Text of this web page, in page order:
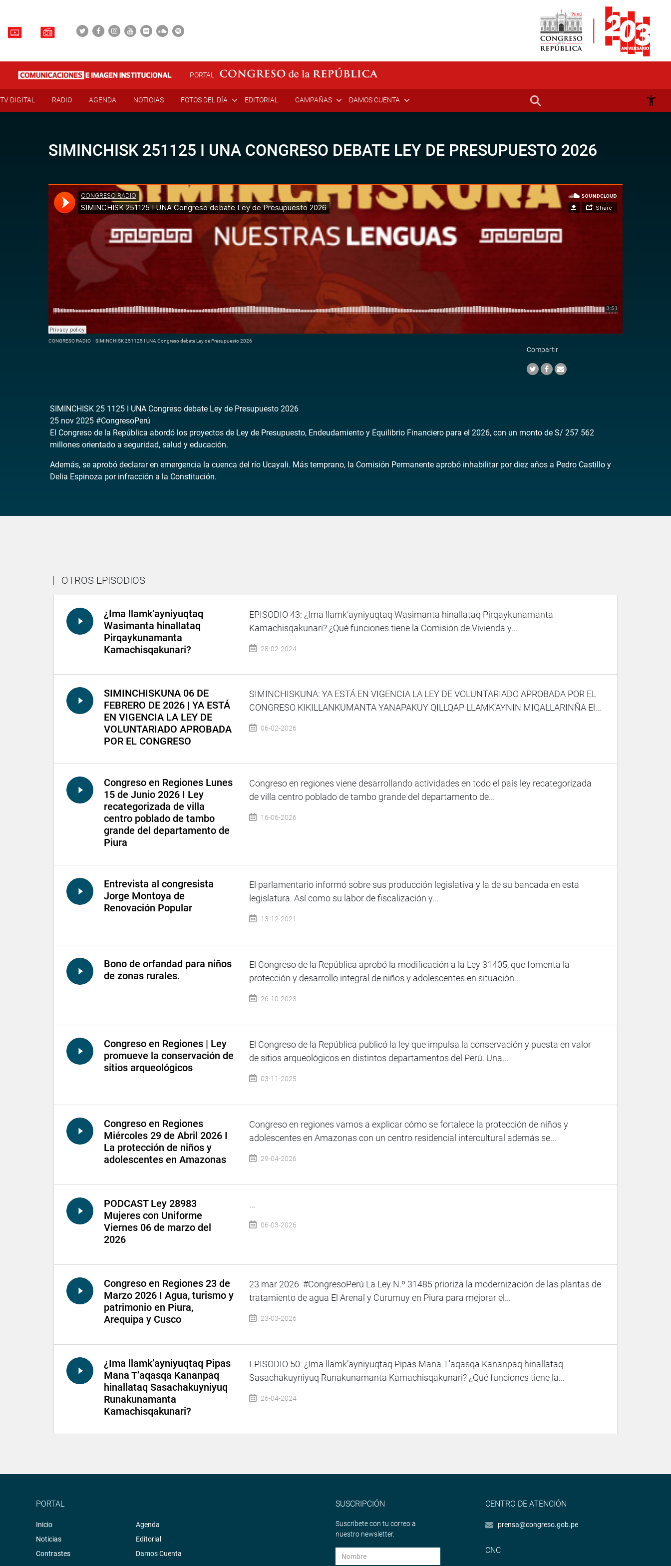
PORTAL
TV DIGITAL RADIO AGENDA NOTICIAS FOTOS DEL DÍA EDITORIAL CAMPAÑAS DAMOS CUENTA
SIMINCHISK 251125 I UNA CONGRESO DEBATE LEY DE PRESUPUESTO 2026
CONGRESO RADIO · SIMINCHISK 251125 I UNA Congreso debate Ley de Presupuesto 2026
Compartir
SIMINCHISK 25 1125 I UNA Congreso debate Ley de Presupuesto 2026
25 nov 2025 #CongresoPerú
El Congreso de la República abordó los proyectos de Ley de Presupuesto, Endeudamiento y Equilibrio Financiero para el 2026, con un monto de S/ 257 562
millones orientado a seguridad, salud y educación.
Además, se aprobó declarar en emergencia la cuenca del río Ucayali. Más temprano, la Comisión Permanente aprobó inhabilitar por diez años a Pedro Castillo y
Delia Espinoza por infracción a la Constitución.
OTROS EPISODIOS
¿Ima llamk’ayniyuqtaq
Wasimanta hinallataq
Pirqaykunamanta
Kamachisqakunari?
EPISODIO 43: ¿Ima llamk’ayniyuqtaq Wasimanta hinallataq Pirqaykunamanta
Kamachisqakunari? ¿Qué funciones tiene la Comisión de Vivienda y...
28-02-2024
SIMINCHISKUNA 06 DE
FEBRERO DE 2026 | YA ESTÁ
EN VIGENCIA LA LEY DE
VOLUNTARIADO APROBADA
POR EL CONGRESO
SIMINCHISKUNA: YA ESTÁ EN VIGENCIA LA LEY DE VOLUNTARIADO APROBADA POR EL
CONGRESO KIKILLANKUMANTA YANAPAKUY QILLQAP LLAMK’AYNIN MIQALLARINÑA El...
06-02-2026
Congreso en Regiones Lunes
15 de Junio 2026 I Ley
recategorizada de villa
centro poblado de tambo
grande del departamento de
Piura
Congreso en regiones viene desarrollando actividades en todo el país ley recategorizada
de villa centro poblado de tambo grande del departamento de...
16-06-2026
Entrevista al congresista
Jorge Montoya de
Renovación Popular
El parlamentario informó sobre sus producción legislativa y la de su bancada en esta
legislatura. Así como su labor de fiscalización y...
13-12-2021
Bono de orfandad para niños
de zonas rurales.
El Congreso de la República aprobó la modificación a la Ley 31405, que fomenta la
protección y desarrollo integral de niños y adolescentes en situación...
26-10-2023
Congreso en Regiones | Ley
promueve la conservación de
sitios arqueológicos
El Congreso de la República publicó la ley que impulsa la conservación y puesta en valor
de sitios arqueológicos en distintos departamentos del Perú. Una...
03-11-2025
Congreso en Regiones
Miércoles 29 de Abril 2026 I
La protección de niños y
adolescentes en Amazonas
Congreso en regiones vamos a explicar cómo se fortalece la protección de niños y
adolescentes en Amazonas con un centro residencial intercultural además se...
29-04-2026
PODCAST Ley 28983
Mujeres con Uniforme
Viernes 06 de marzo del
2026
...
06-03-2026
Congreso en Regiones 23 de
Marzo 2026 I Agua, turismo y
patrimonio en Piura,
Arequipa y Cusco
23 mar 2026 #CongresoPerú La Ley N.º 31485 prioriza la modernización de las plantas de
tratamiento de agua El Arenal y Curumuy en Piura para mejorar el...
23-03-2026
¿Ima llamk’ayniyuqtaq Pipas
Mana T’aqasqa Kananpaq
hinallataq Sasachakuyniyuq
Runakunamanta
Kamachisqakunari?
EPISODIO 50: ¿Ima llamk’ayniyuqtaq Pipas Mana T'aqasqa Kananpaq hinallataq
Sasachakuyniyuq Runakunamanta Kamachisqakunari? ¿Qué funciones tiene la...
26-04-2024
PORTAL
Inicio
Noticias
Contrastes
Agenda
Editorial
Damos Cuenta
SUSCRIPCIÓN
Suscríbete con tu correo a
nuestro newsletter.
CENTRO DE ATENCIÓN
prensa@congreso.gob.pe
CNC